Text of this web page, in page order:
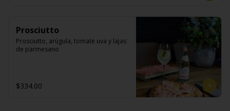
Prosciutto
Prosciutto, arúgula, tomate uva y lajas
de parmesano
$334.00